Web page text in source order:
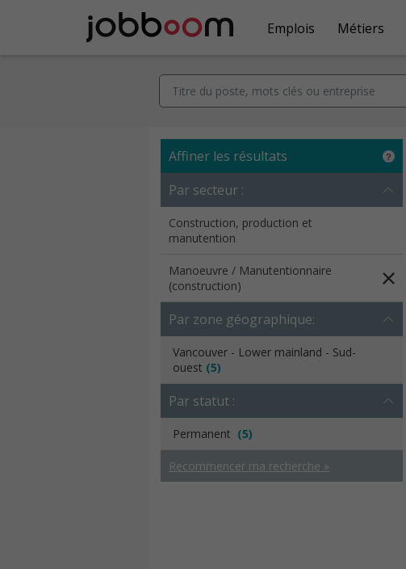
Emplois Métiers
Affiner les résultats
Par secteur :
Construction, production et
manutention
Manoeuvre / Manutentionnaire
(construction)
Par zone géographique:
Vancouver - Lower mainland - Sud-
ouest (5)
Par statut :
Permanent (5)
Recommencer ma recherche »